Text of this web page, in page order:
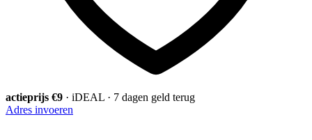
actieprijs €9 · iDEAL · 7 dagen geld terug
Adres invoeren